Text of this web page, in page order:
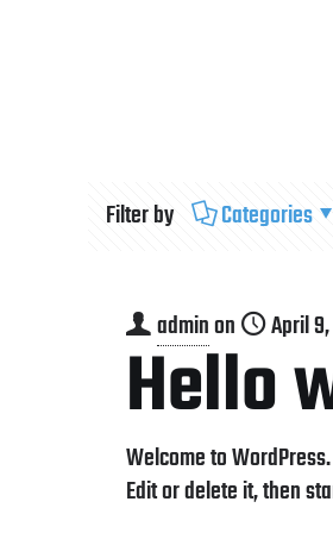
Filter by Categories
adminon April
Hello
Welcome to
Edit or delete it, then